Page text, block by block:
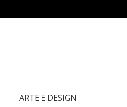
Os doces
ARTE E DESIGN